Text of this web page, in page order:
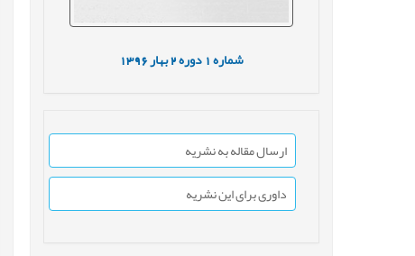
شماره دوره بهار1396
ارسال مقاله به نشریه
داوری برای این نشریه